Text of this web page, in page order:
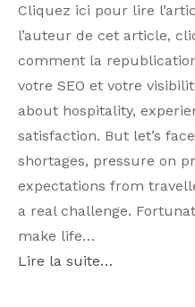
Cliquez ici pour lire
l’auteur de cet article,
comment la
votre SEO et votre
about hospitality,
satisfaction. But let’s
shortages, pressure on
expectations from
a real challenge.
make life…
Lire la suite…